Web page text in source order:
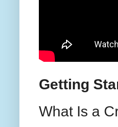
Getting
What Is a